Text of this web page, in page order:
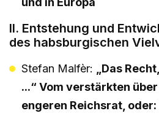
II. Entstehung und
des habsburgischen
Stefan Malfèr:
„Das
...“ Vom verstärkten
engeren Reichsrat,